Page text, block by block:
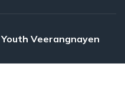
Youth Veerangnayen